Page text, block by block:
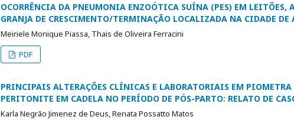
OCORRÊNCIA DA PNEUMONIA ENZOÓTICA SUÍNA (PES) EM LEITÕES,
GRANJA DE CRESCIMENTO/TERMINAÇÃO LOCALIZADA NA CIDADE DE
Meiriele Monique Piassa, Thais de Oliveira Ferracini
PDF
PRINCIPAIS ALTERAÇÕES CLÍNICAS E LABORATORIAIS EM PIOMETRA
PERITONITE EM CADELA NO PERÍODO DE PÓS-PARTO: RELATO DE
Karla Negrão Jimenez de Deus, Renata Possatto Matos